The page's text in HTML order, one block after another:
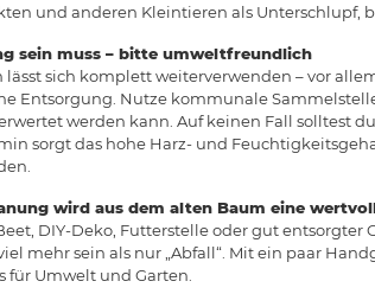
und anderen Kleintieren als Unterschlupf,
sein muss – bitte umweltfreundlich
sich komplett weiterverwenden – vor
Entsorgung. Nutze kommunale
werden kann. Auf keinen Fall solltest
sorgt das hohe Harz- und
wird aus dem alten Baum eine
DIY-Deko, Futterstelle oder gut
mehr sein als nur „Abfall“. Mit ein paar
für Umwelt und Garten.